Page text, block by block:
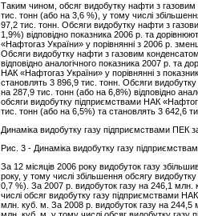
Таким чином, обсяг видобутку нафти з
тис. тонн (або на 3,6 %), у тому числі
97,2 тис. тонн. Обсяги видобутку нафти з
1,9%) відповідно показника 2006 р. та
«Нафтогаз України» у порівнянні з 2006 р.
Обсяги видобутку нафти з газовим
відповідно аналогічного показника 2007 р. та
НАК «Нафтогаз України» у порівнянні з
становлять 3 896,9 тис. тонн. Обсяги
на 287,9 тис. тонн (або на 6,8%) відповідно
обсяги видобутку підприємствами НАК
тис. тонн (або на 6,5%) та становлять 3 642,6
Динаміка видобутку газу підприємствами ПЕК
Рис. 3 - Динаміка видобутку газу
За 12 місяців 2006 року видобуток газу
року, у тому числі збільшення обсягу
0,7 %). За 2007 р. видобуток газу на 246,1
числі обсяг видобутку газу підприємствами
млн. куб. м. За 2008 р. видобуток газу на 244,5